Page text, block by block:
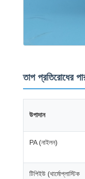
তাপ প্রতিরোধের
উপাদান
PA (নাইলন)
টিপিইউ (থার্মোপ্লাস্টিক